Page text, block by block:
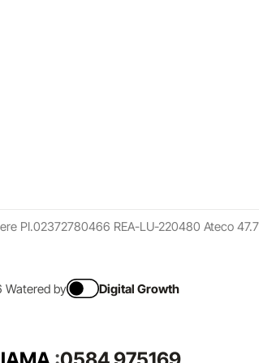
PI.02372780466 REA-LU-220480 Ateco
Watered by Digital Growth